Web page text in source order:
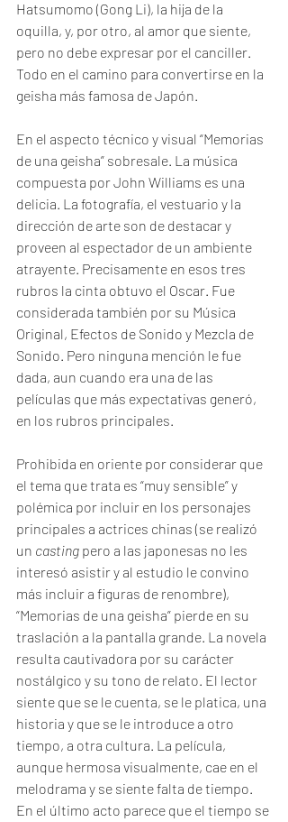
Hatsumomo (Gong Li), la hija de la
oquilla, y, por otro, al amor que siente,
pero no debe expresar por el canciller.
Todo en el camino para convertirse en la
geisha más famosa de Japón.
En el aspecto técnico y visual “Memorias
de una geisha” sobresale. La música
compuesta por John Williams es una
delicia. La fotografía, el vestuario y la
dirección de arte son de destacar y
proveen al espectador de un ambiente
atrayente. Precisamente en esos tres
rubros la cinta obtuvo el Oscar. Fue
considerada también por su Música
Original, Efectos de Sonido y Mezcla de
Sonido. Pero ninguna mención le fue
dada, aun cuando era una de las
películas que más expectativas generó,
en los rubros principales.
Prohibida en oriente por considerar que
el tema que trata es “muy sensible” y
polémica por incluir en los personajes
principales a actrices chinas (se realizó
un casting pero a las japonesas no les
interesó asistir y al estudio le convino
más incluir a figuras de renombre),
“Memorias de una geisha” pierde en su
traslación a la pantalla grande. La novela
resulta cautivadora por su carácter
nostálgico y su tono de relato. El lector
siente que se le cuenta, se le platica, una
historia y que se le introduce a otro
tiempo, a otra cultura. La película,
aunque hermosa visualmente, cae en el
melodrama y se siente falta de tiempo.
En el último acto parece que el tiempo se